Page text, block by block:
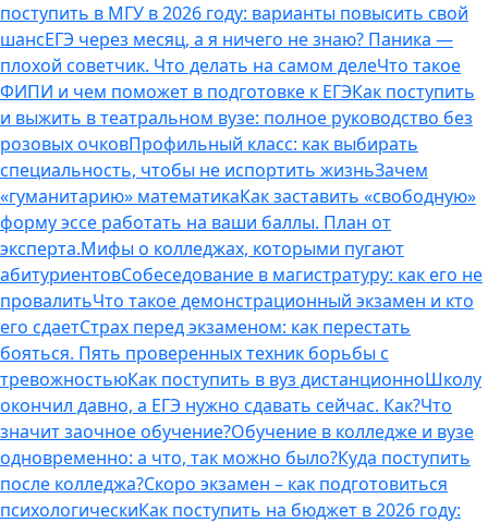
поступить в МГУ в 2026 году: варианты повысить свой
шансЕГЭ через месяц, а я ничего не знаю? Паника —
плохой советчик. Что делать на самом делеЧто такое
ФИПИ и чем поможет в подготовке к ЕГЭКак поступить
и выжить в театральном вузе: полное руководство без
розовых очковПрофильный класс: как выбирать
специальность, чтобы не испортить жизньЗачем
«гуманитарию» математикаКак заставить «свободную»
форму эссе работать на ваши баллы. План от
эксперта.Мифы о колледжах, которыми пугают
абитуриентовСобеседование в магистратуру: как его не
провалитьЧто такое демонстрационный экзамен и кто
его сдаетСтрах перед экзаменом: как перестать
бояться. Пять проверенных техник борьбы с
тревожностьюКак поступить в вуз дистанционноШколу
окончил давно, а ЕГЭ нужно сдавать сейчас. Как?Что
значит заочное обучение?Обучение в колледже и вузе
одновременно: а что, так можно было?Куда поступить
после колледжа?Скоро экзамен – как подготовиться
психологическиКак поступить на бюджет в 2026 году: